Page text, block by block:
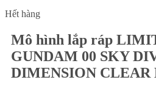
Hết hàng
Mô hình lắp ráp
GUNDAM 00 SKY
DIMENSION CLEAR